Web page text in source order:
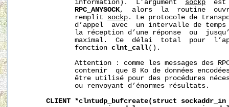
              information).  L’argument
sockp
est
RPC_ANYSOCK,  alors  la  routine
              remplit
sockp . Le protocole de
d’appel  avec  un intervalle de
la réception d’une réponse  ou
maximal.  Ce  délai  total  pour
              fonction
clnt_call().
Attention : comme les messages des
contenir  que 8 Ko de données
être utilisé pour des procédures
              ou renvoyant d’énormes résultats.
CLIENT *clntudp_bufcreate(struct
sockaddr_in